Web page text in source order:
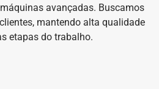
avançadas. Buscamos
mantendo alta qualidade
etapas do trabalho.